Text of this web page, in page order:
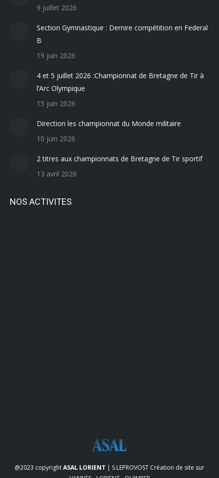
9 juillet 2026
Section Gymnastique : Dernire compétition en Federal
B
19 juin 2026
4 et 5 juillet 2026 :Championnat de Bretagne de Tir à
l’Arc Olympique
15 juin 2026
Direction les championnat du Monde militaire
10 juin 2026
2 titres aux championnats de Bretagne de Tir sportif
13 avril 2026
NOS ACTIVITES
@2023 copyrightASAL LORIENT | S.LEPROVOST Création de site sur